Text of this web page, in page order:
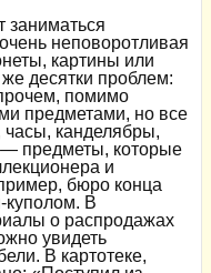
заниматься
неповоротливая
картины или
десятки проблем:
помимо
предметами, но все
канделябры,
предметы, которые
и
бюро конца
куполом. В
о распродажах
увидеть
В картотеке,